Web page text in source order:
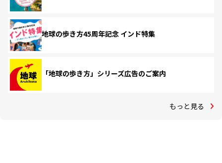
地球の歩き方45周年記念 インド特集
「地球の歩き方」シリーズ広告のご案内
もっと見る